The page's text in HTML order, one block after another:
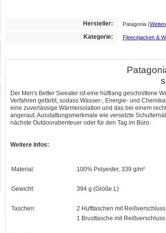
Hersteller: Patagonia (
Kategorie: Fleecejacken &
Der Men's Better Sweater ist eine hüftlang geschnittene
Verfahren gefärbt, sodass Wasser-, Energie- und
eine zuverlässige Wärmeisolation und das bei einem
angeraut. Ausstattungsmerkmale wie versetzte
nächste Outdoorabenteuer oder für den Tag im Büro.
Weitere Infos:
Material: 100% Polyester, 339 g/m²
Gewicht: 394 g (Größe L)
Taschen:
2 Hüfttaschen mit Reißverschluss
1 Brusttasche mit Reißverschluss